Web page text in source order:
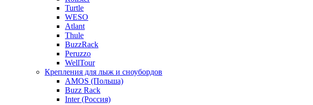
Turtle
WESO
Atlant
Thule
BuzzRack
Peruzzo
WellTour
Крепления для лыж и сноубордов
AMOS (Польша)
Buzz Rack
Inter (Россия)